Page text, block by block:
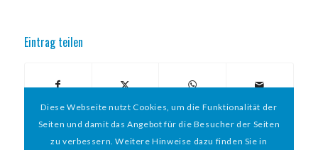
Eintrag teilen
Diese Webseite nutzt Cookies, um die Funktionalität der
Seiten und damit das Angebot für die Besucher der Seiten
zu verbessern. Weitere Hinweise dazu finden Sie in